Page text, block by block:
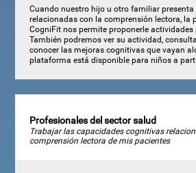
Cuando nuestro hijo u otro familiar
relacionadas con la comprensión lectora, la
CogniFit nos permite proponerle
También podremos ver su actividad,
conocer las mejoras cognitivas que vayan
plataforma está disponible para niños a
Profesionales del sector salud
Trabajar las capacidades cognitivas
comprensión lectora de mis pacientes